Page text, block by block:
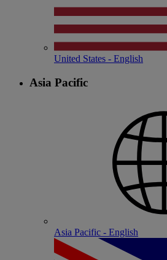
United States - English
Asia Pacific
Asia Pacific - English